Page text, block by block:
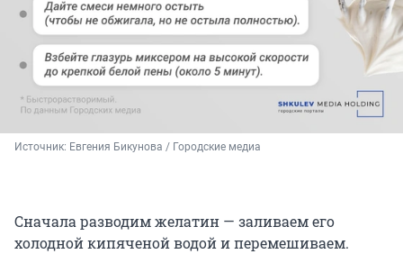
Источник: Евгения Бикунова / Городские медиа
Сначала разводим желатин — заливаем его
холодной кипяченой водой и перемешиваем.